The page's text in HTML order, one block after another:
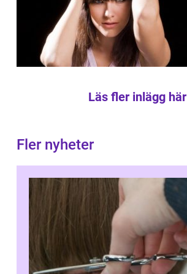
Läs fler inlägg här
Fler nyheter